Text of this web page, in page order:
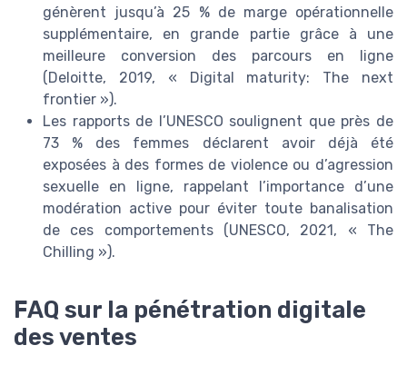
génèrent jusqu’à 25 % de marge opérationnelle
supplémentaire, en grande partie grâce à une
meilleure conversion des parcours en ligne
(Deloitte, 2019, « Digital maturity: The next
frontier »).
Les rapports de l’UNESCO soulignent que près de
73 % des femmes déclarent avoir déjà été
exposées à des formes de violence ou d’agression
sexuelle en ligne, rappelant l’importance d’une
modération active pour éviter toute banalisation
de ces comportements (UNESCO, 2021, « The
Chilling »).
FAQ sur la pénétration digitale
des ventes